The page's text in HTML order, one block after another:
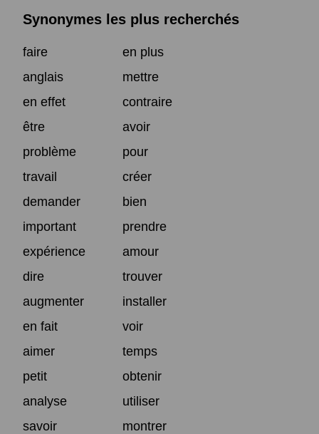
Synonymes les plus recherchés
faire
en plus
anglais
mettre
en effet
contraire
être
avoir
problème
pour
travail
créer
demander
bien
important
prendre
expérience
amour
dire
trouver
augmenter
installer
en fait
voir
aimer
temps
petit
obtenir
analyse
utiliser
savoir
montrer